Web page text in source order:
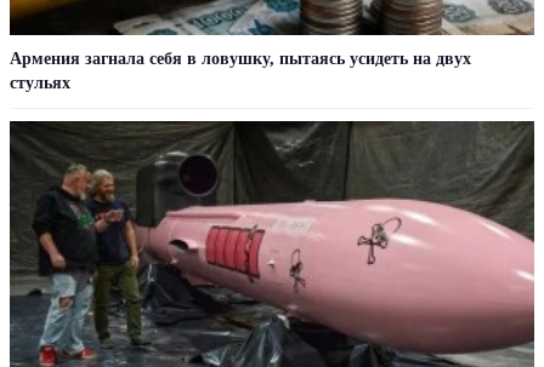
Армения загнала себя в ловушку, пытаясь усидеть на двух
стульях